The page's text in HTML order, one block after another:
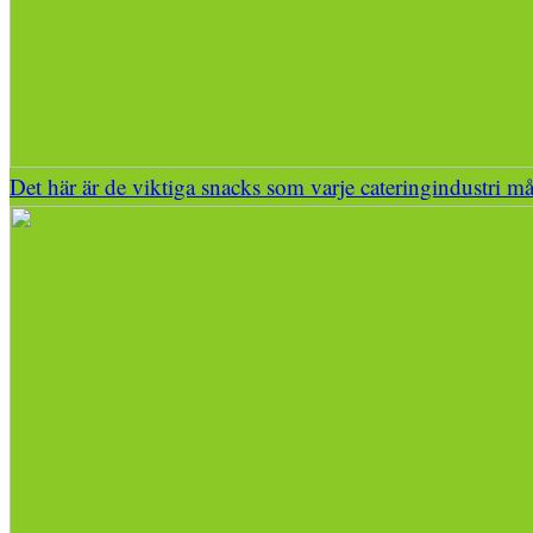
Det här är de viktiga snacks som varje cateringindustri